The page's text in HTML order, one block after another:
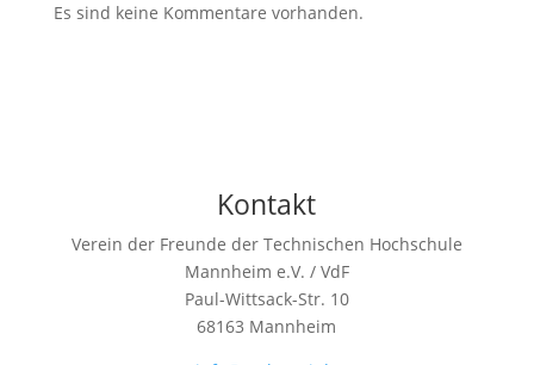
Es sind keine Kommentare vorhanden.
Kontakt
Verein der Freunde der Technischen Hochschule
Mannheim e.V. / VdF
Paul-Wittsack-Str. 10
68163 Mannheim